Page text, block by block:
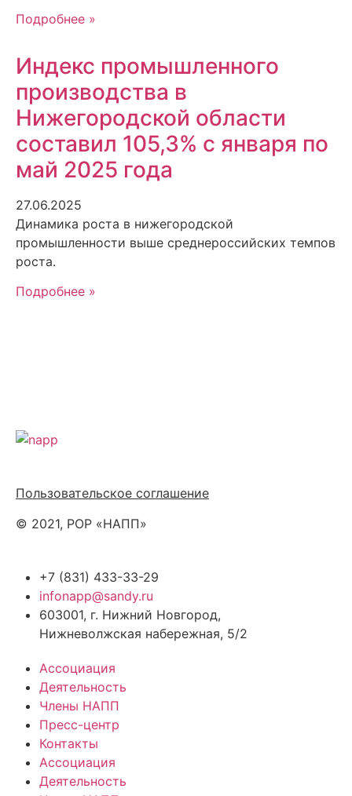
Подробнее »
Индекс промышленного
производства в
Нижегородской области
составил 105,3% с января по
май 2025 года
27.06.2025
Динамика роста в нижегородской
промышленности выше среднероссийских темпов
роста.
Подробнее »
Пользовательское соглашение
© 2021, РОР «НАПП»
+7 (831) 433-33-29
infonapp@sandy.ru
603001, г. Нижний Новгород,
Нижневолжская набережная, 5/2
Ассоциация
Деятельность
Члены НАПП
Пресс-центр
Контакты
Ассоциация
Деятельность